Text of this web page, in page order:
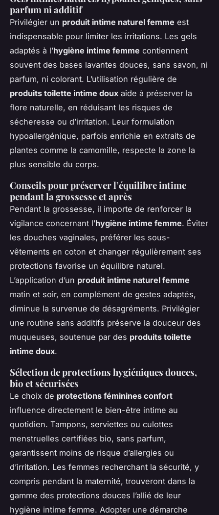
parfum ni additif
Privilégier un produit intime naturel femme est
indispensable pour limiter les irritations. Les gels
adaptés à l’hygiène intime femme contiennent
souvent des bases lavantes douces, sans savon, ni
parfum, ni colorant. L’utilisation régulière de
produits toilette intime doux aide à préserver la
flore naturelle, en réduisant les risques de
sécheresse ou d’irritation. Leur formulation
hypoallergénique, parfois enrichie en extraits de
plantes comme la camomille, respecte la zone la
plus sensible du corps.
Conseils pour préserver l’équilibre intime
pendant la grossesse et après
Pendant la grossesse, il importe de renforcer la
vigilance concernant l’hygiène intime femme. Éviter
les douches vaginales, préférer les sous-
vêtements en coton et changer régulièrement ses
protections favorise un équilibre naturel.
L’application d’un produit intime naturel femme
matin et soir, en complément de gestes adaptés,
diminue la survenue de désagréments. Privilégier
une routine sans additifs préserve la douceur des
muqueuses, soutenue par des produits toilette
intime doux.
Sélection de protections hygiéniques douces,
bio et sécurisées
Le choix de protections féminines confort
influence directement le bien-être intime au
quotidien. Tampons, serviettes ou culottes
menstruelles certifiées bio, sans parfum,
garantissent moins de risque d’allergies ou
d’irritation. Les femmes recherchant la sécurité, y
compris pendant la maternité, trouveront dans la
gamme des protections douces l’allié de leur
hygiène intime femme. Adopter une démarche